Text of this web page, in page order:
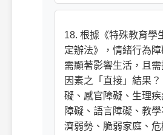
18. 根據《特殊教育學
定辦法》，情緒行為
需顯著影響生活，且
因素之「直接」結果
礙、感官障礙、生理
障礙、語言障礙、教
濟弱勢、脆弱家庭、